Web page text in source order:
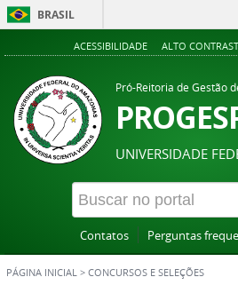
BRASIL
ACESSIBILIDADE ALTO
Pró-Reitoria de Gestão
UNIVERSIDADE
Contatos Perguntas
PÁGINA INICIAL > CONCURSOS E SELEÇÕES